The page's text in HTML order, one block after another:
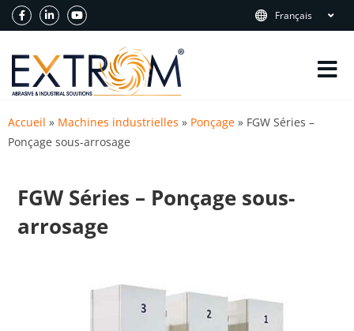
Français
Accueil » Machines industrielles » Ponçage » FGW Séries –
Ponçage sous-arrosage
FGW Séries – Ponçage sous-
arrosage